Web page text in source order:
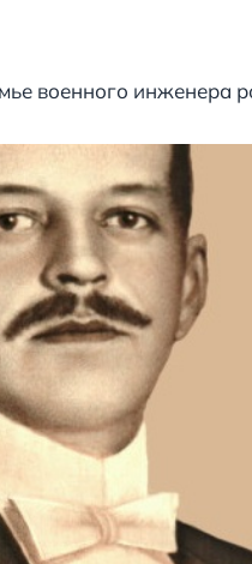
военного инженера